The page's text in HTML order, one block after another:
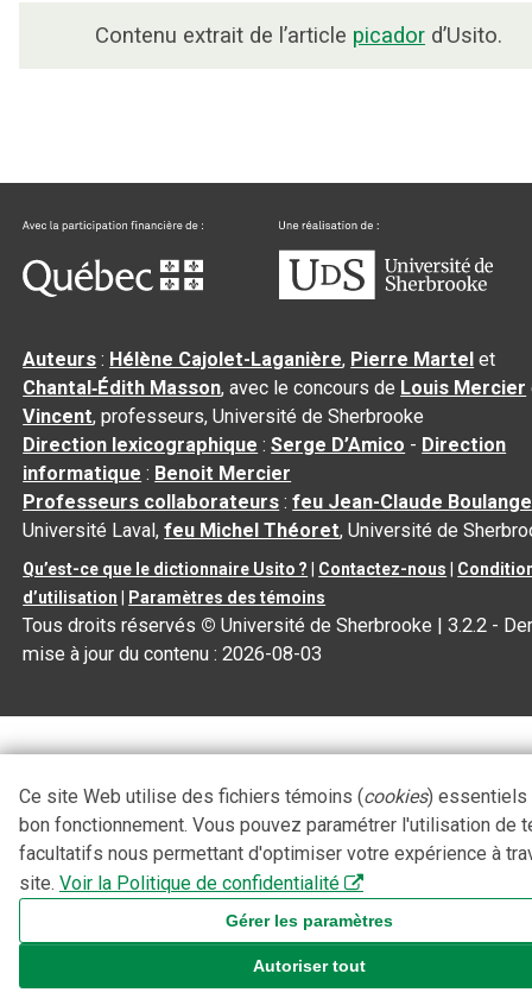
Contenu extrait de l’article picador d’Usito.
Auteurs : Hélène Cajolet-Laganière, Pierre Martel et
Chantal‑Édith Masson, avec le concours de Louis Mercier
Vincent, professeurs, Université de Sherbrooke
Direction lexicographique :Serge D’Amico - Direction
informatique : Benoit Mercier
Professeurs collaborateurs :feu Jean-Claude
Université Laval,feu Michel Théoret, Université de
Qu’est-ce que le dictionnaire Usito ? Contactez-nous
d’utilisation
Paramètres des témoins
Tous droits réservés © Université de Sherbrooke |3.2.2 -
mise à jour du contenu :2026-08-03
Ce site Web utilise des fichiers témoins (cookies) essentiels
bon fonctionnement. Vous pouvez paramétrer l'utilisation de
facultatifs nous permettant d'optimiser votre expérience à
site. Voir la Politique de confidentialité
Gérer les paramètres
Autoriser tout